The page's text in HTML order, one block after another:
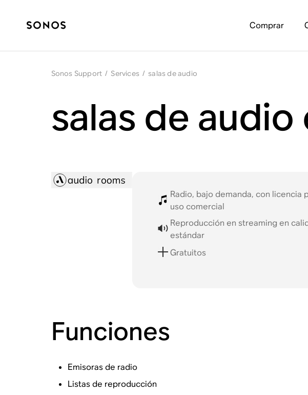
Comprar
Sonos Support / Services / salas de audio
salas de audio
Radio, bajo demanda, con licencia
uso comercial
Reproducción en streaming en
estándar
Gratuitos
Funciones
Emisoras de radio
Listas de reproducción